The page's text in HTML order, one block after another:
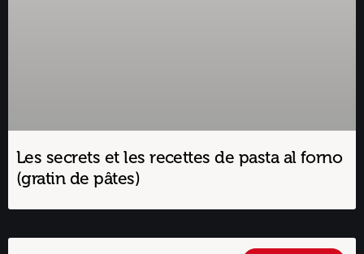
Les secrets et les recettes de pasta al forno
(gratin de pâtes)